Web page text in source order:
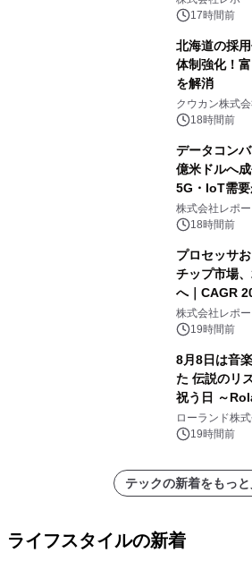
速17時間前
北海道の採
体制強化！
を解消
クウカン株式
18時間前
データコン
億米ドルへ
5G・IoT需
株式会社レポ
18時間前
プロセッサ
チップ市場
へ｜CAGR
ー需要が成
株式会社レポ
19時間前
8月8日は音
た 伝説のリ
祝う日 ～
を展示して
催 英国ラジ
アーティス
メーション
ローランド株
19時間前
テックの新着をもっ
ライフスタイルの新着